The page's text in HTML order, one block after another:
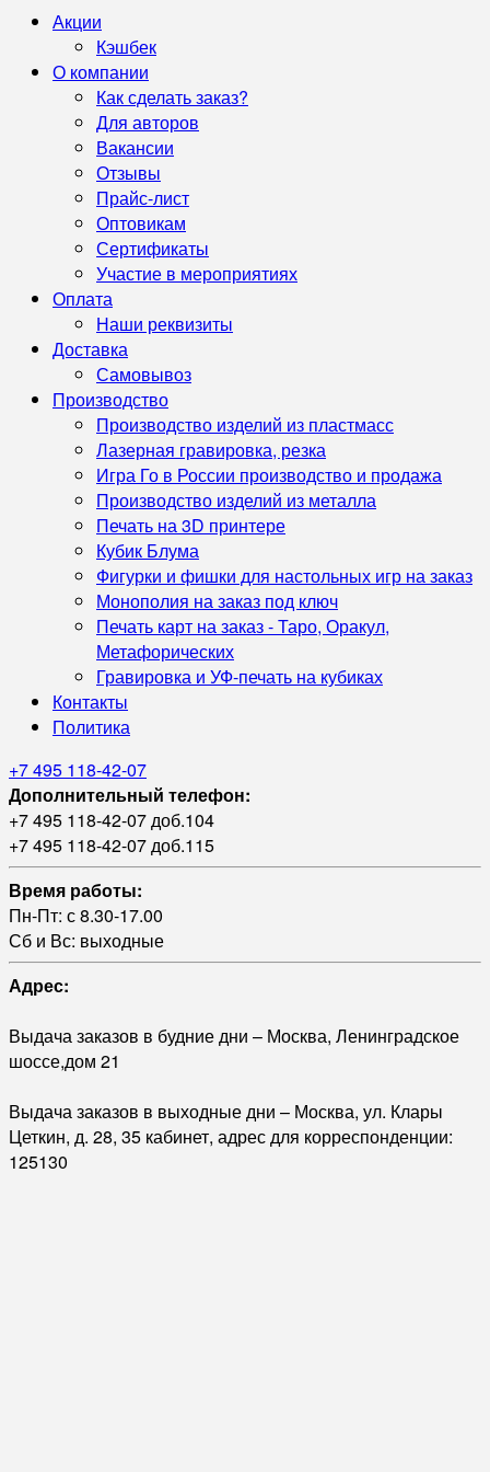
Акции
Кэшбек
О компании
Как сделать заказ?
Для авторов
Вакансии
Отзывы
Прайс-лист
Оптовикам
Сертификаты
Участие в мероприятиях
Оплата
Наши реквизиты
Доставка
Самовывоз
Производство
Производство изделий из пластмасс
Лазерная гравировка, резка
Игра Го в России производство и продажа
Производство изделий из металла
Печать на 3D принтере
Кубик Блума
Фигурки и фишки для настольных игр на заказ
Монополия на заказ под ключ
Печать карт на заказ - Таро, Оракул,
Метафорических
Гравировка и УФ‑печать на кубиках
Контакты
Политика
+7 495 118-42-07
Дополнительный телефон:
+7 495 118-42-07 доб.104
+7 495 118-42-07 доб.115
Время работы:
Пн-Пт: с 8.30-17.00
Сб и Вс: выходные
Адрес:
Выдача заказов в будние дни – Москва, Ленинградское
шоссе,дом 21
Выдача заказов в выходные дни – Москва, ул. Клары
Цеткин, д. 28, 35 кабинет, адрес для корреспонденции:
125130